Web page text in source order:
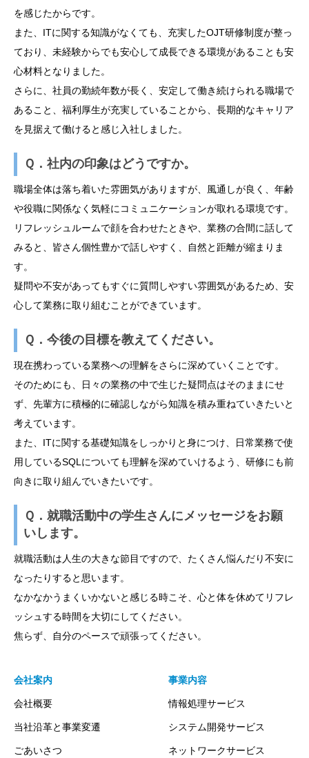
を感じたからです。
また、ITに関する知識がなくても、充実したOJT研修制度が整っ
ており、未経験からでも安心して成長できる環境があることも安
心材料となりました。
さらに、社員の勤続年数が長く、安定して働き続けられる職場で
あること、福利厚生が充実していることから、長期的なキャリア
を見据えて働けると感じ入社しました。
Ｑ．社内の印象はどうですか。
職場全体は落ち着いた雰囲気がありますが、風通しが良く、年齢
や役職に関係なく気軽にコミュニケーションが取れる環境です。
リフレッシュルームで顔を合わせたときや、業務の合間に話して
みると、皆さん個性豊かで話しやすく、自然と距離が縮まりま
す。
疑問や不安があってもすぐに質問しやすい雰囲気があるため、安
心して業務に取り組むことができています。
Ｑ．今後の目標を教えてください。
現在携わっている業務への理解をさらに深めていくことです。
そのためにも、日々の業務の中で生じた疑問点はそのままにせ
ず、先輩方に積極的に確認しながら知識を積み重ねていきたいと
考えています。
また、ITに関する基礎知識をしっかりと身につけ、日常業務で使
用しているSQLについても理解を深めていけるよう、研修にも前
向きに取り組んでいきたいです。
Ｑ．就職活動中の学生さんにメッセージをお願
いします。
就職活動は人生の大きな節目ですので、たくさん悩んだり不安に
なったりすると思います。
なかなかうまくいかないと感じる時こそ、心と体を休めてリフレ
ッシュする時間を大切にしてください。
焦らず、自分のペースで頑張ってください。
会社案内
会社概要
当社沿革と事業変遷
ごあいさつ
事業内容
情報処理サービス
システム開発サービス
ネットワークサービス